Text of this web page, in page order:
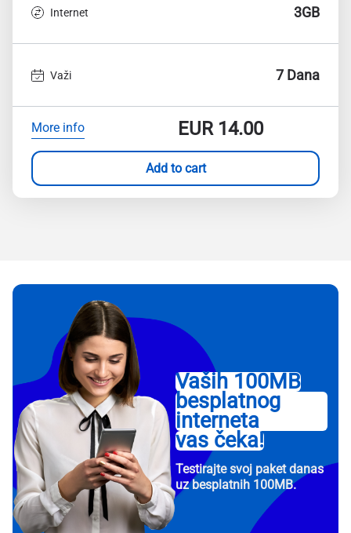
Internet 3GB
Važi 7 Dana
More info EUR14.00
Add to cart
Vaših 100MB
besplatnog
interneta
vas čeka!
Testirajte svoj paket danas
uz besplatnih 100MB.